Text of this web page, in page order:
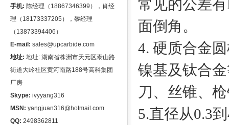
手机: 陈经理（18867346399），肖经
理（18173337205），黎经理
（13873394406）
E-mail: sales@upcarbide.com
地址: 地址: 湖南省株洲市天元区泰山路
街道大岭社区黄河南路188号高科集团
厂房
Skype: ivyyang316
MSN: yangjuan316@hotmail.com
QQ: 2498362811
常见的公差
面倒角。
4. 硬质合金
镍基及钛合
刀、丝锥、
5.直径从0.3